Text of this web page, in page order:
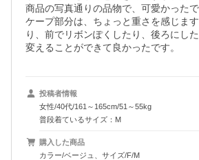
商品の写真通りの品物で、可愛かったで
ケープ部分は、ちょっと重さを感じま
り、前でリボンぽくしたり、後ろにし
変えることができて良かったです。
投稿者情報
女性/40代/161～165cm/51～55kg
普段着ているサイズ：M
購入した商品
カラー/ベージュ、サイズ/F/M